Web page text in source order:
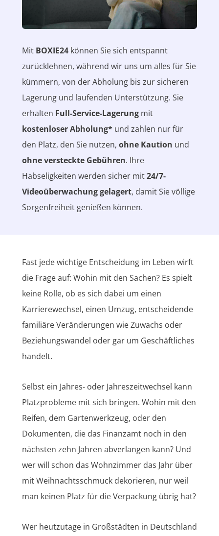
Mit BOXIE24können Sie sich entspannt
zurücklehnen, während wir uns um alles für Sie
kümmern, von der Abholung bis zur sicheren
Lagerung und laufenden Unterstützung. Sie
erhalten Full-Service-Lagerungmit
kostenloser Abholung*und zahlen nur für
den Platz, den Sie nutzen, ohne Kaution und
ohne versteckte Gebühren. Ihre
Habseligkeiten werden sicher mit24/7-
Videoüberwachung gelagert, damit Sie völlige
Sorgenfreiheit genießen können.
Fast jede wichtige Entscheidung im Leben wirft
die Frage auf: Wohin mit den Sachen? Es spielt
keine Rolle, ob es sich dabei um einen
Karrierewechsel, einen Umzug, entscheidende
familiäre Veränderungen wie Zuwachs oder
Beziehungswandel oder gar um Geschäftliches
handelt.
Selbst ein Jahres- oder Jahreszeitwechsel kann
Platzprobleme mit sich bringen. Wohin mit den
Reifen, dem Gartenwerkzeug, oder den
Dokumenten, die das Finanzamt noch in den
nächsten zehn Jahren abverlangen kann? Und
wer will schon das Wohnzimmer das Jahr über
mit Weihnachtsschmuck dekorieren, nur weil
man keinen Platz für die Verpackung übrig hat?
Wer heutzutage in Großstädten in Deutschland